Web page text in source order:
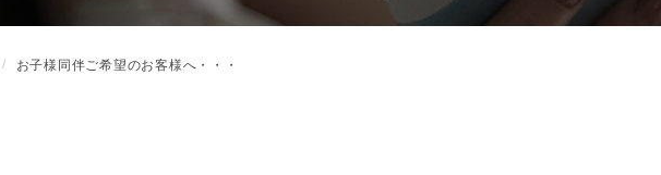
お子様同伴ご希望のお客様へ・・・